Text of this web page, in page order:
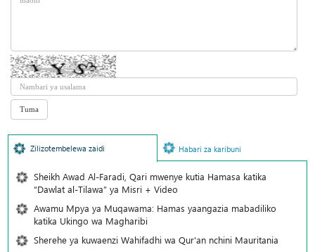
Zilizotembelewa zaidi Habari za karibuni
Sheikh Awad Al-Faradi, Qari mwenye kutia Hamasa katika
“Dawlat al-Tilawa” ya Misri + Video
Awamu Mpya ya Muqawama: Hamas yaangazia mabadiliko
katika Ukingo wa Magharibi
Sherehe ya kuwaenzi Wahifadhi wa Qur'an nchini Mauritania